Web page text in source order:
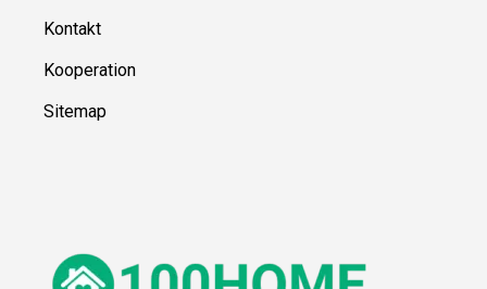
Kontakt
Kooperation
Sitemap